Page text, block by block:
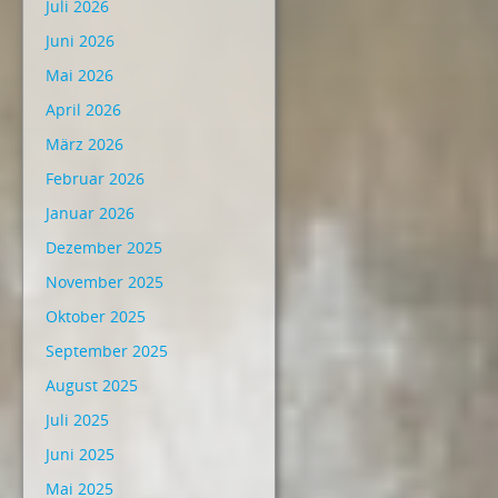
Juli 2026
Juni 2026
Mai 2026
April 2026
März 2026
Februar 2026
Januar 2026
Dezember 2025
November 2025
Oktober 2025
September 2025
August 2025
Juli 2025
Juni 2025
Mai 2025